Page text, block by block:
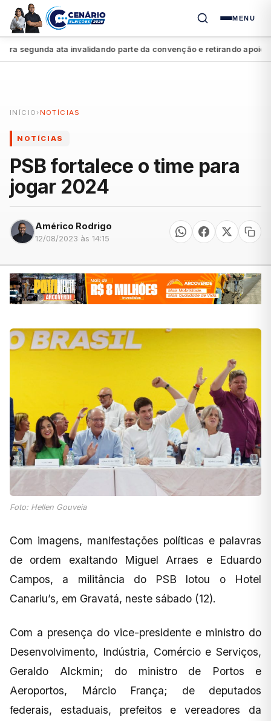
MENU
segunda ata invalidando parte da convenção e retirando apoio a
INÍCIO › NOTÍCIAS
NOTÍCIAS
PSB fortalece o time para
jogar 2024
Américo Rodrigo
12/08/2023 às 14:15
Foto: Hellen Gouveia
Com imagens, manifestações políticas e palavras
de ordem exaltando Miguel Arraes e Eduardo
Campos, a militância do PSB lotou o Hotel
Canariu’s, em Gravatá, neste sábado (12).
Com a presença do vice-presidente e ministro do
Desenvolvimento, Indústria, Comércio e Serviços,
Geraldo Alckmin; do ministro de Portos e
Aeroportos, Márcio França; de deputados
federais, estaduais, prefeitos e vereadores da